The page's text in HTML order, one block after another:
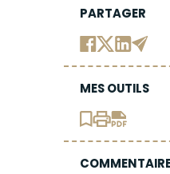
PARTAGER
MES OUTILS